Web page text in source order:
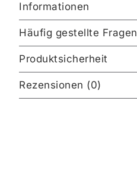
Informationen
Häufig gestellte Fragen
Produktsicherheit
Rezensionen (0)